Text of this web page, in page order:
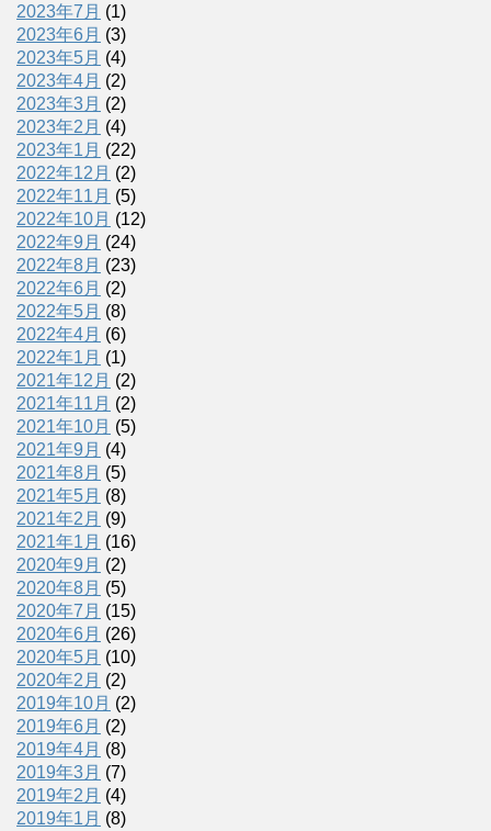
2023年7月 (1)
2023年6月 (3)
2023年5月 (4)
2023年4月 (2)
2023年3月 (2)
2023年2月 (4)
2023年1月 (22)
2022年12月 (2)
2022年11月 (5)
2022年10月 (12)
2022年9月 (24)
2022年8月 (23)
2022年6月 (2)
2022年5月 (8)
2022年4月 (6)
2022年1月 (1)
2021年12月 (2)
2021年11月 (2)
2021年10月 (5)
2021年9月 (4)
2021年8月 (5)
2021年5月 (8)
2021年2月 (9)
2021年1月 (16)
2020年9月 (2)
2020年8月 (5)
2020年7月 (15)
2020年6月 (26)
2020年5月 (10)
2020年2月 (2)
2019年10月 (2)
2019年6月 (2)
2019年4月 (8)
2019年3月 (7)
2019年2月 (4)
2019年1月 (8)